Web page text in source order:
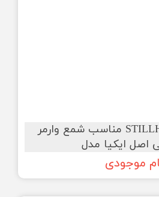
شمعدان ایکیا STILLHET مناسب شمع وارمر
اصل ایکیا مدل
موجودی